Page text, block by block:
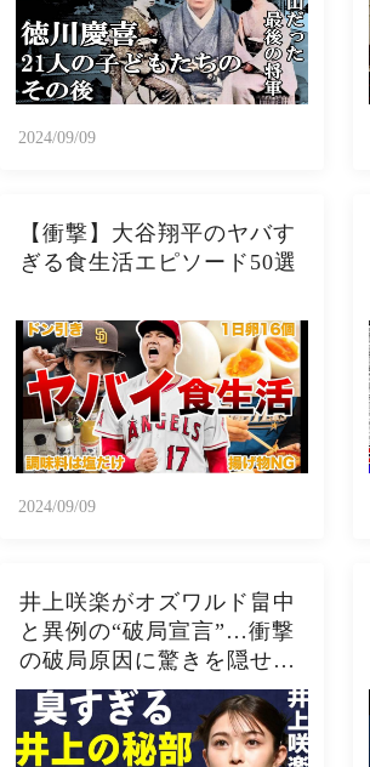
2024/09/09
【衝撃】大谷翔平のヤバす
ぎる食生活エピソード50選
2024/09/09
井上咲楽がオズワルド畠中
と異例の“破局宣言”…衝撃
の破局原因に驚きを隠せな
い…井上咲楽の介護生活の
真相